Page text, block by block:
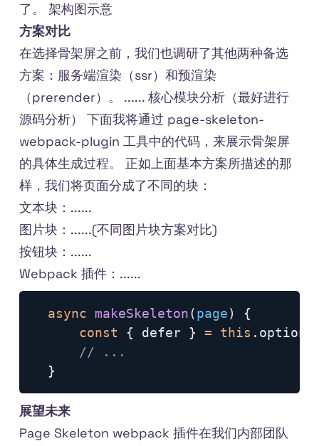
了。 架构图示意
方案对比
在选择骨架屏之前，我们也调研了其他两种备选
方案：服务端渲染（ssr）和预渲染
（prerender）。 ...... 核心模块分析（最好进行
源码分析） 下面我将通过 page-skeleton-
webpack-plugin 工具中的代码，来展示骨架屏
的具体生成过程。 正如上面基本方案所描述的那
样，我们将页面分成了不同的块：
文本块：......
图片块：......(不同图片块方案对比)
按钮块：......
Webpack 插件：......
async makeSkeleton(page)
{
const
{ defer } = this . options
// ...
}
展望未来
Page Skeleton webpack 插件在我们内部团队